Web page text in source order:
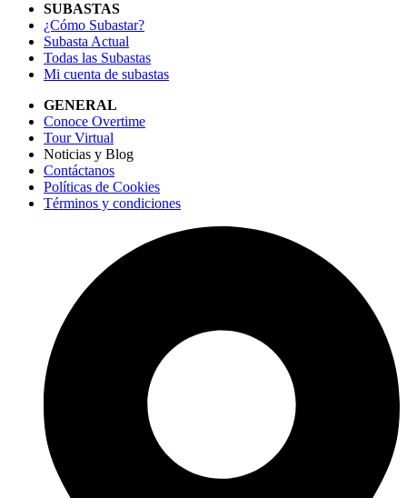
SUBASTAS
¿Cómo Subastar?
Subasta Actual
Todas las Subastas
Mi cuenta de subastas
GENERAL
Conoce Overtime
Tour Virtual
Noticias y Blog
Contáctanos
Políticas de Cookies
Términos y condiciones